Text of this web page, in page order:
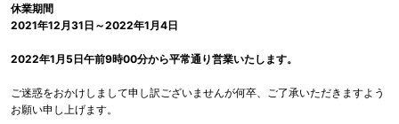
休業期間
2021年12月31日～2022年1月4日
2022年1月5日午前9時00分から平常通り営業いたします。
ご迷惑をおかけしまして申し訳ございませんが何卒、ご了承いただきますよう
お願い申し上げます。